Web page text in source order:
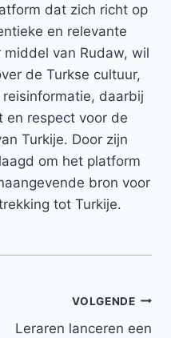
dat zich richt op
en relevante
van Rudaw, wil
de Turkse cultuur,
daarbij
en respect voor de
Turkije. Door zijn
om het platform
bron voor
tot Turkije.
VOLGENDE
Leraren lanceren een